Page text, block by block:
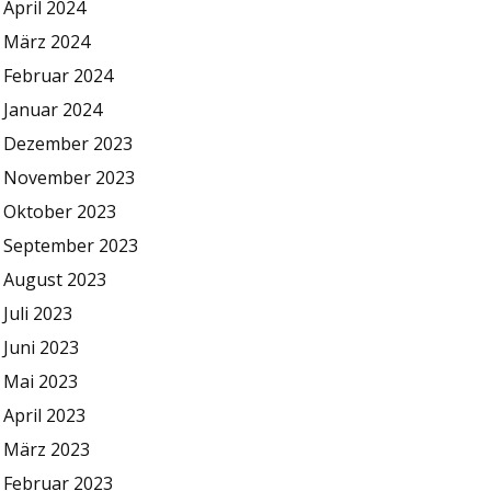
April 2024
März 2024
Februar 2024
Januar 2024
Dezember 2023
November 2023
Oktober 2023
September 2023
August 2023
Juli 2023
Juni 2023
Mai 2023
April 2023
März 2023
Februar 2023